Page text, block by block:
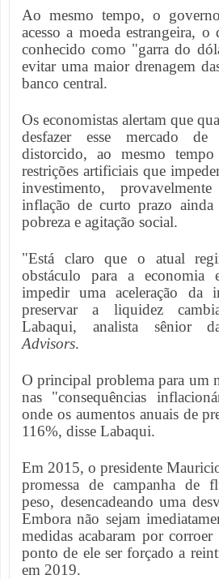
Ao mesmo tempo, o
acesso a moeda estrangeira,
conhecido como "garra do
evitar uma maior drenagem
banco central.
Os economistas alertam que
desfazer esse mercado de
distorcido, ao mesmo
restrições artificiais que
investimento,
inflação de curto prazo ainda
pobreza e agitação social.
"Está claro que o atual
obstáculo para a
impedir uma aceleração da
preservar a liquidez
Labaqui, analista sênior
Advisors.
O principal problema para um
nas "consequências
onde os aumentos anuais de
116%, disse Labaqui.
Em 2015, o presidente
promessa de campanha de
peso, desencadeando uma
Embora não sejam
medidas acabaram por
ponto de ele ser forçado a
em 2019.